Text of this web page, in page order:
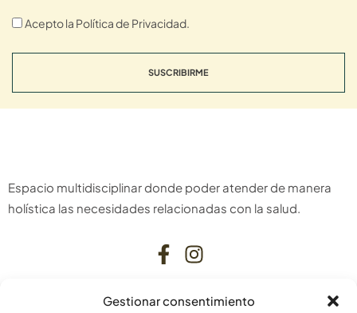
Gestionar consentimiento
Acepto la Política de Privacidad.
SUSCRIBIRME
Espacio multidisciplinar donde poder atender de manera
holística las necesidades relacionadas con la salud.